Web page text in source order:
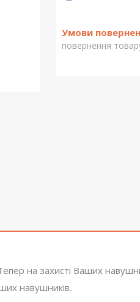
повернення
на захисті Ваших
навушників.